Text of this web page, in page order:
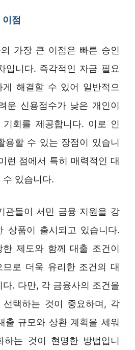
점
가장 큰 이점은 빠른 승인
입니다. 즉각적인 자금 필요
해결할 수 있어 일반적으
운 신용점수가 낮은 개인이
기회를 제공합니다. 이로 인
용할 수 있는 장점이 있습니
런 점에서 특히 매력적인 대
수 있습니다.
관들이 서민 금융 지원을 강
상품이 출시되고 있습니다.
한 제도와 함께 대출 조건이
므로 더욱 유리한 조건의 대
. 다만, 각 금융사의 조건을
선택하는 것이 중요하며, 각
출 규모와 상환 계획을 세워
하는 것이 현명한 방법입니